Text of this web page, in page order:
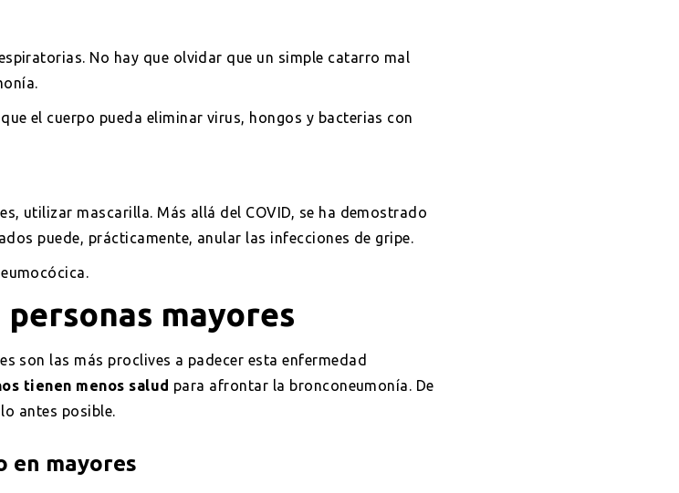
No hay que olvidar que un simple catarro mal
el cuerpo pueda eliminar virus, hongos y bacterias con
utilizar mascarilla. Más allá del COVID, se ha demostrado
puede, prácticamente, anular las infecciones de gripe.
mayores
son las más proclives a padecer esta enfermedad
tienen menos salud para afrontar la bronconeumonía. De
antes posible.
en mayores